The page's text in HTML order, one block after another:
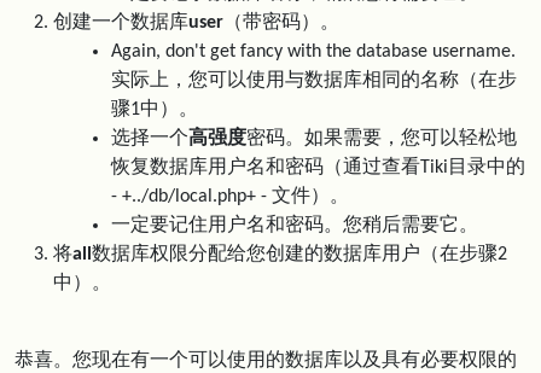
创建一个数据库user （带密码）。
Again, don't get fancy with the database username.
实际上，您可以使用与数据库相同的名称（在步
骤1中）。
选择一个高强度密码。如果需要，您可以轻松地
恢复数据库用户名和密码（通过查看Tiki目录中的
- +../db/local.php+ - 文件）。
一定要记住用户名和密码。您稍后需要它。
将all 数据库权限分配给您创建的数据库用户（在步骤2
中）。
恭喜。您现在有一个可以使用的数据库以及具有必要权限的